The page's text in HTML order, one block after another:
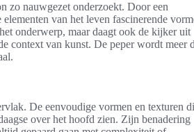
zo nauwgezet onderzoekt. Door een
van het leven fascinerende
onderwerp, maar daagt ook de kijker uit
context van kunst. De peper wordt meer
De eenvoudige vormen en texturen
over het hoofd zien. Zijn benadering